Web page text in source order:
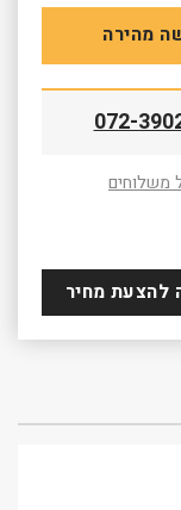
מהירה
072-
משלוחים
להצעת מחיר